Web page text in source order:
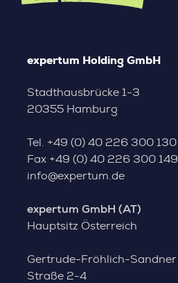
expertum Holding GmbH
Stadthausbrücke 1-3
20355 Hamburg
Tel. +49 (0) 40 226 300 130
Fax +49 (0) 40 226 300 149
info@expertum.de
expertum GmbH (AT)
Hauptsitz Österreich
Gertrude-Fröhlich-Sandner
Straße 2-4